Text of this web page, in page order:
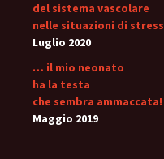
del sistema vascolare
nelle situazioni di stress
Luglio 2020
… il mio neonato
ha la testa
che sembra ammaccata!
Maggio 2019